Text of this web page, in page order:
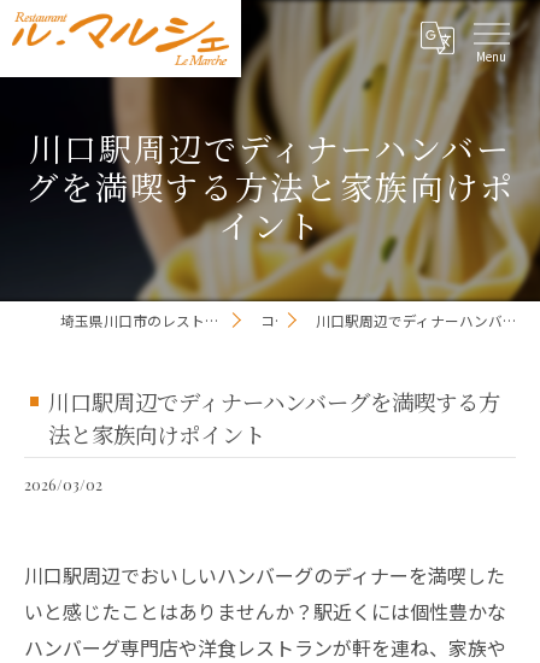
川口駅周辺でディナーハンバー
グを満喫する方法と家族向けポ
イント
埼玉県川口市のレストランならレストラン ル・マルシェ コラム 川口駅周辺でディナーハンバーグを満喫する方法と家族向けポイント
川口駅周辺でディナーハンバーグを満喫する方
法と家族向けポイント
2026/03/02
川口駅周辺でおいしいハンバーグのディナーを満喫した
いと感じたことはありませんか？駅近くには個性豊かな
ハンバーグ専門店や洋食レストランが軒を連ね、家族や